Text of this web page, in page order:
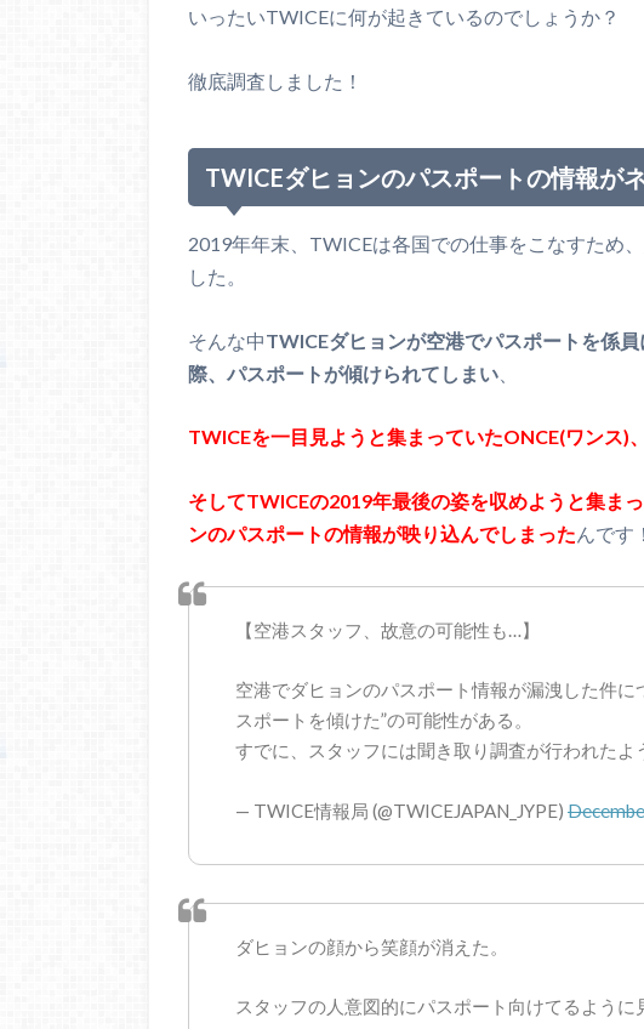
いったいTWICEに何が起きているのでしょうか？
徹底調査しました！
TWICEダヒョンのパスポートの情報が
2019年年末、TWICEは各国での仕事をこなすため
した。
そんな中TWICEダヒョンが空港でパスポートを係
際、パスポートが傾けられてしまい
TWICEを一目見ようと集まっていたONCE(ワンス)、
そしてTWICEの2019年最後の姿を収めようと集ま
ンのパスポートの情報が映り込んでしまった んです！
【空港スタッフ、故意の可能性も…】
空港でダヒョンのパスポート情報が漏洩した件
スポートを傾けた”の可能性がある。
すでに、スタッフには聞き取り調査が行われたよ
— TWICE情報局 (@TWICEJAPAN_JYPE)
ダヒョンの顔から笑顔が消えた。
スタッフの人意図的にパスポート向けてるように